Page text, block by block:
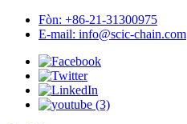
Fòn: +86-21-31300975
E-mail: info@scic-chain.com